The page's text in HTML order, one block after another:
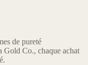
de pureté
Gold Co., chaque achat